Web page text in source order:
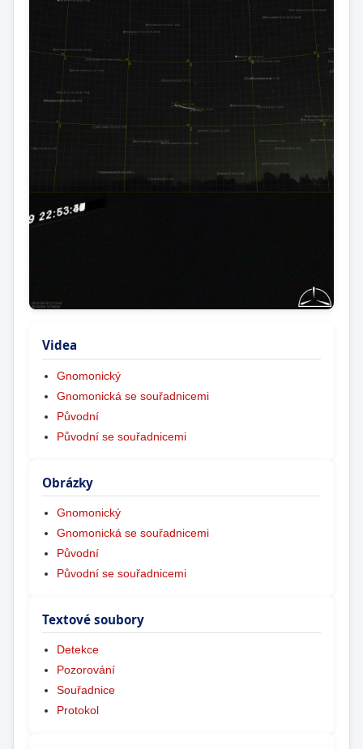
Videa
Gnomonický
Gnomonická se souřadnicemi
Původní
Původní se souřadnicemi
Obrázky
Gnomonický
Gnomonická se souřadnicemi
Původní
Původní se souřadnicemi
Textové soubory
Detekce
Pozorování
Souřadnice
Protokol